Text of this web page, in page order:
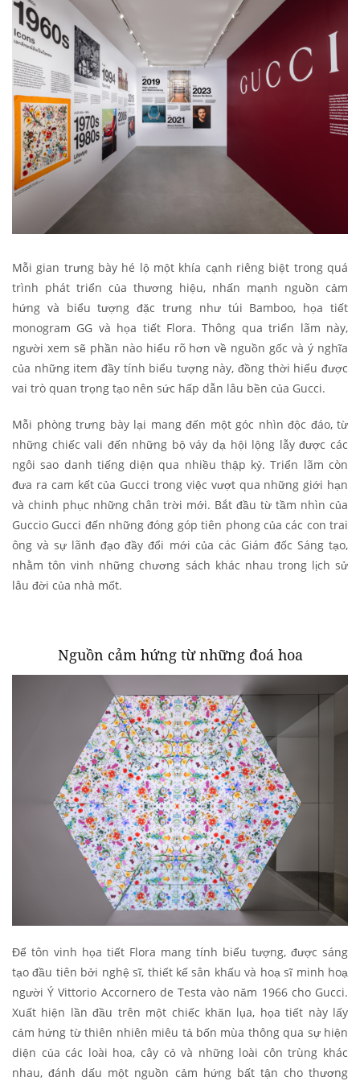
Mỗi gian trưng bày hé lộ một khía cạnh riêng biệt trong quá
trình phát triển của thương hiệu, nhấn mạnh nguồn cảm
hứng và biểu tượng đặc trưng như túi Bamboo, họa tiết
monogram GG và họa tiết Flora. Thông qua triển lãm này,
người xem sẽ phần nào hiểu rõ hơn về nguồn gốc và ý nghĩa
của những item đầy tính biểu tượng này, đồng thời hiểu được
vai trò quan trọng tạo nên sức hấp dẫn lâu bền của Gucci.
Mỗi phòng trưng bày lại mang đến một góc nhìn độc đáo, từ
những chiếc vali đến những bộ váy dạ hội lộng lẫy được các
ngôi sao danh tiếng diện qua nhiều thập kỷ. Triển lãm còn
đưa ra cam kết của Gucci trong việc vượt qua những giới hạn
và chinh phục những chân trời mới. Bắt đầu từ tầm nhìn của
Guccio Gucci đến những đóng góp tiên phong của các con trai
ông và sự lãnh đạo đầy đổi mới của các Giám đốc Sáng tạo,
nhằm tôn vinh những chương sách khác nhau trong lịch sử
lâu đời của nhà mốt.
Nguồn cảm hứng từ những đoá hoa
Để tôn vinh họa tiết Flora mang tính biểu tượng, được sáng
tạo đầu tiên bởi nghệ sĩ, thiết kế sân khấu và hoạ sĩ minh hoạ
người Ý Vittorio Accornero de Testa vào năm 1966 cho Gucci.
Xuất hiện lần đầu trên một chiếc khăn lụa, họa tiết này lấy
cảm hứng từ thiên nhiên miêu tả bốn mùa thông qua sự hiện
diện của các loài hoa, cây cỏ và những loài côn trùng khác
nhau, đánh dấu một nguồn cảm hứng bất tận cho thương